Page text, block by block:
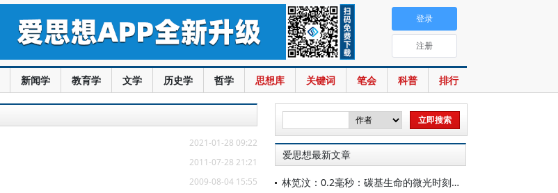
新闻学 教育学 文学 历史学 哲学 思想库 关键词 笔会 科普 排行
登录
注册
2021-01-28 09:22
2011-07-28 21:21
2009-08-04 15:55
爱思想最新文章
林笕汶：0.2毫秒：碳基生命的微光时刻——读邵春堡《未来人类：科技拓展无限可能》